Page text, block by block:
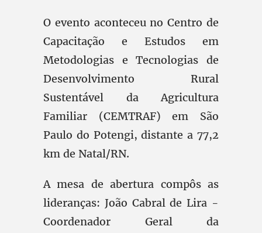
O evento aconteceu no Centro de
Capacitação e Estudos em
Metodologias e Tecnologias de
Desenvolvimento Rural
Sustentável da Agricultura
Familiar (CEMTRAF) em São
Paulo do Potengi, distante a 77,2
km de Natal/RN.
A mesa de abertura compôs as
lideranças: João Cabral de Lira -
Coordenador Geral da